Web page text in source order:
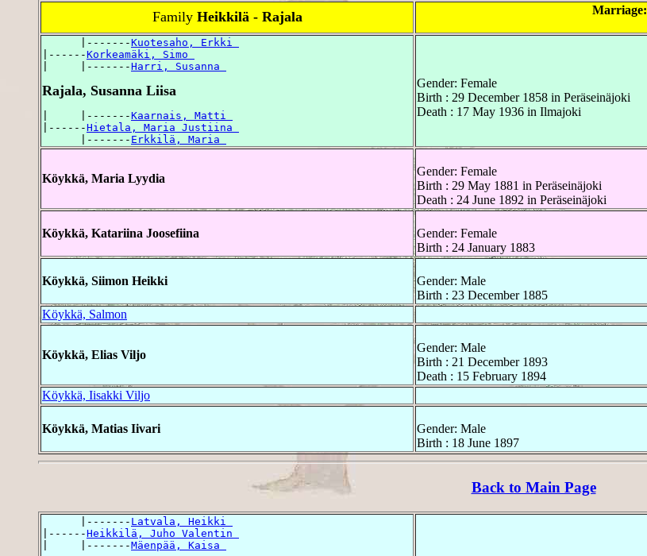
Family Heikkilä - Rajala Marriage:
      |-------
Kuotesaho, Erkki
|------Korkeamäki, Simo
|     |-------Harri, Susanna
Rajala, Susanna Liisa
|     |-------Kaarnais, Matti
|------Hietala, Maria Justiina
      |-------
Erkkilä, Maria
Gender: Female
Birth : 29 December 1858 in Peräseinäjoki
Death : 17 May 1936 in Ilmajoki
Köykkä, Maria Lyydia
Gender: Female
Birth : 29 May 1881 in Peräseinäjoki
Death : 24 June 1892 in Peräseinäjoki
Köykkä, Katariina Joosefiina
Gender: Female
Birth : 24 January 1883
Köykkä, Siimon Heikki
Gender: Male
Birth : 23 December 1885
Köykkä, Salmon
Köykkä, Elias Viljo
Gender: Male
Birth : 21 December 1893
Death : 15 February 1894
Köykkä, Iisakki Viljo
Köykkä, Matias Iivari
Gender: Male
Birth : 18 June 1897
Back to Main Page
      |-------
Latvala, Heikki
|------Heikkilä, Juho Valentin
|     |-------Mäenpää, Kaisa